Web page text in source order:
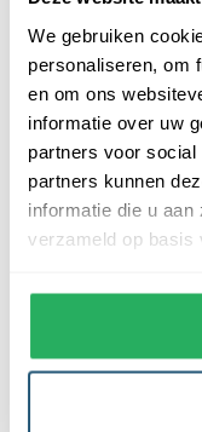
We gebruiken
personaliseren, om
en om ons
informatie over uw
partners voor
partners kunnen
informatie die u
verzameld op basis
Maar liefst 100+
Sterkte van het
Voorzien van een
Stel zelf je
Voorzien van
via je telefoon)
Eigen scènes
kiezen
Het plaatsen
kerstboom is